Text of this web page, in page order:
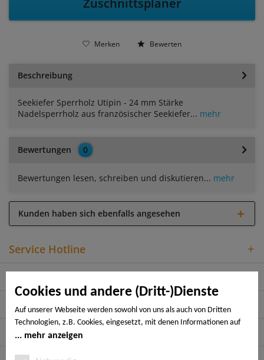
Cookies und andere (Dritt-)Dienste
Auf unserer Webseite werden sowohl von uns als auch von Dritten
Technologien, z.B. Cookies, eingesetzt, mit denen Informationen auf
Ihrem Endgerät gespeichert und/oder von Ihrem Endgerät abgerufen
mehr anzeigen
Zuschnittsplaner
Merken Bewerten
Beschreibung
Seekiefer Sperrholz Utipin - 24 mm Stärke
Nadelsperrholz aus französischer Seekiefer... mehr
Bewertungen 0
Bewertungen lesen, schreiben und diskutieren... mehr
Kunden haben sich ebenfalls angesehen
Service Hotline
Informationen
Rechtliches